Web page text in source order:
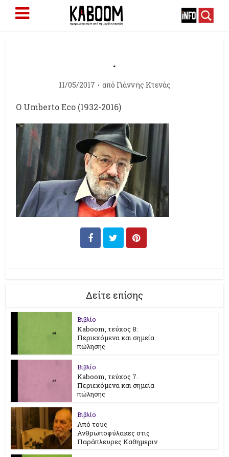
.
11/05/2017 από Γιάννης Κτενάς
O Umberto Eco (1932-2016)
Δείτε επίσης
Βιβλίο
Kaboom, τεύχος 8:
Περιεχόμενα και σημεία
πώλησης
Βιβλίο
Kaboom, τεύχος 7.
Περιεχόμενα και σημεία
πώλησης
Βιβλίο
Από τους
Ανθρωποφύλακες στις
Παράπλευρες Καθημεριν